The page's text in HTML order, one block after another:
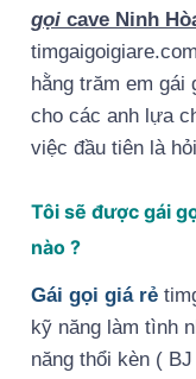
gọi cave Ninh
hằng trăm em gái
cho các anh lựa
việc đầu tiên là
Tôi sẽ được gái
nào ?
Gái gọi giá rẻ
kỹ năng làm tình
năng thổi kèn (